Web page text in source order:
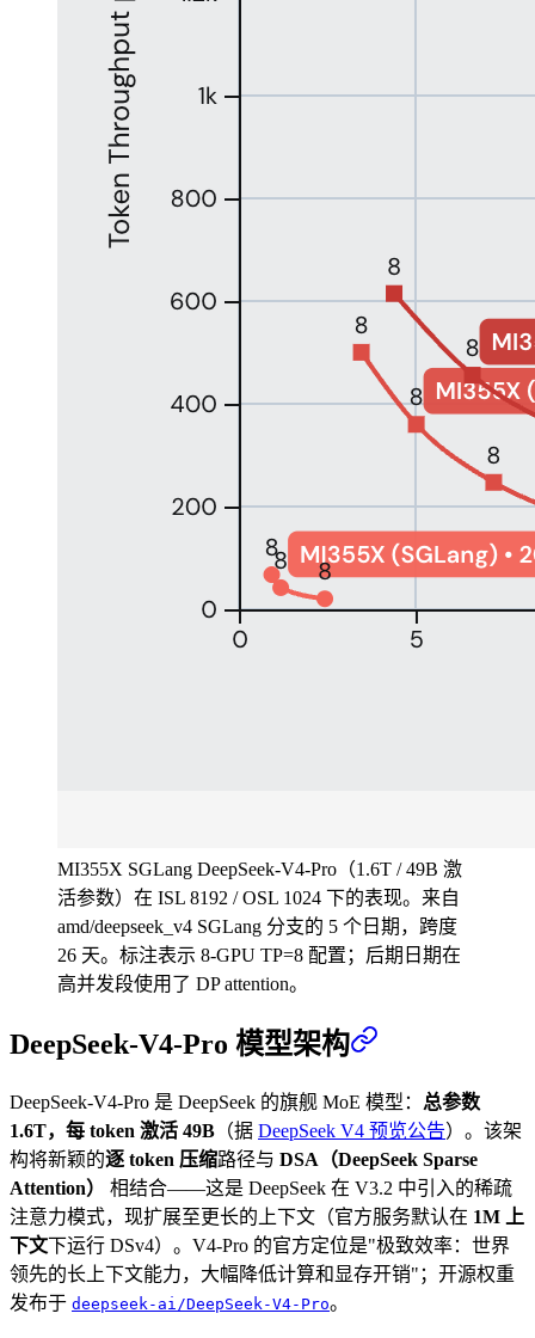
MI355X SGLang DeepSeek-V4-Pro（1.6T / 49B 激
活参数）在 ISL 8192 / OSL 1024 下的表现。来自
amd/deepseek_v4 SGLang 分支的 5 个日期，跨度
26 天。标注表示 8-GPU TP=8 配置；后期日期在
高并发段使用了 DP attention。
DeepSeek-V4-Pro 模型架构
DeepSeek-V4-Pro 是 DeepSeek 的旗舰 MoE 模型： 总参数
1.6T，每 token 激活 49B （据 DeepSeek V4 预览公告）。该架
构将新颖的逐 token 压缩路径与 DSA（DeepSeek Sparse
Attention）
相结合——这是 DeepSeek 在 V3.2 中引入的稀疏
注意力模式，现扩展至更长的上下文（官方服务默认在 1M 上
下文下运行 DSv4）。V4-Pro 的官方定位是"极致效率：世界
领先的长上下文能力，大幅降低计算和显存开销"；开源权重
发布于 deepseek-ai/DeepSeek-V4-Pro。